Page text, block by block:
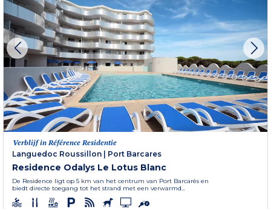
Verblijf in Référence Residentie
Languedoc Roussillon | Port Barcares
Residence Odalys Le Lotus Blanc
De Residence ligt op 5 km van het centrum van Port Barcarès en
biedt directe toegang tot het strand met een verwarmd...